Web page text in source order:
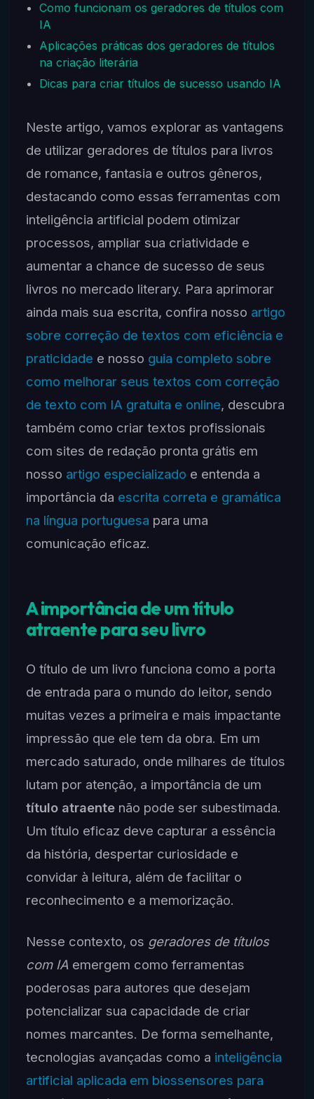
Como funcionam os geradores de títulos com
IA
Aplicações práticas dos geradores de títulos
na criação literária
Dicas para criar títulos de sucesso usando IA
Neste artigo, vamos explorar as vantagens
de utilizar geradores de títulos para livros
de romance, fantasia e outros gêneros,
destacando como essas ferramentas com
inteligência artificial podem otimizar
processos, ampliar sua criatividade e
aumentar a chance de sucesso de seus
livros no mercado literary. Para aprimorar
ainda mais sua escrita, confira nosso artigo
sobre correção de textos com eficiência e
praticidade e nosso guia completo sobre
como melhorar seus textos com correção
de texto com IA gratuita e online, descubra
também como criar textos profissionais
com sites de redação pronta grátis em
nosso artigo especializado e entenda a
importância da escrita correta e gramática
na língua portuguesa para uma
comunicação eficaz.
A importância de um título
atraente para seu livro
O título de um livro funciona como a porta
de entrada para o mundo do leitor, sendo
muitas vezes a primeira e mais impactante
impressão que ele tem da obra. Em um
mercado saturado, onde milhares de títulos
lutam por atenção, a importância de um
título atraentenão pode ser subestimada.
Um título eficaz deve capturar a essência
da história, despertar curiosidade e
convidar à leitura, além de facilitar o
reconhecimento e a memorização.
Nesse contexto, os geradores de títulos
com IA emergem como ferramentas
poderosas para autores que desejam
potencializar sua capacidade de criar
nomes marcantes. De forma semelhante,
tecnologias avançadas como a inteligência
artificial aplicada em biossensores para